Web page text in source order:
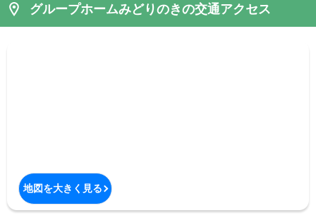
グループホームみどりのきの交通アクセス
地図を大きく見る